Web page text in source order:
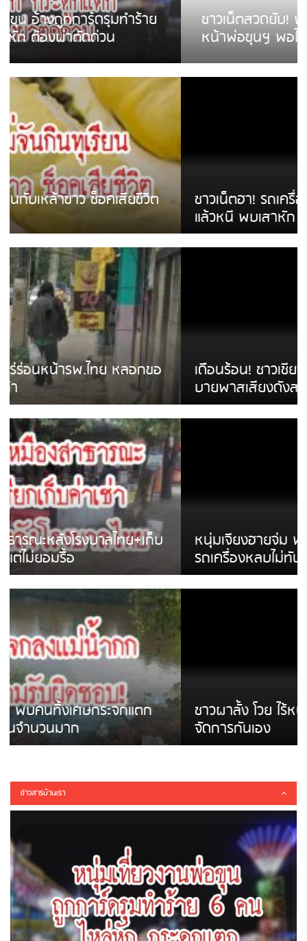
ชาวเน็ตสวดยับ! พบพม่าเร่ขายพวงมาลัย
หน้าพ่อขุนฯ พอไม่ซื้อเดินตาม
ชาวเน็ตฮา! รถเครื่องแม่สายชนป้ายร้านโลงศพ
แล้วหนี พบเสาหัก เบรคหัก หวิดได้ใช้บริการ
เดือนร้อน! ชาวเชียงรายบ่นรถ Isuzu สีขาวซิ่ง
บายพาสเสียงดังสร้างความรำคาญ
หนุ่มเจียงฮายจ่ม พบถังน้ำดื่มตกกลางถนน
รถเครื่องหลบไม่ทันล้มบาดเจ็บ
ชาวผาลั้ง โวย ไร้หน่วยงานดูแล ดินสไลด์ ต้อง
จัดการกันเอง
ข่าวสารบ้านเรา